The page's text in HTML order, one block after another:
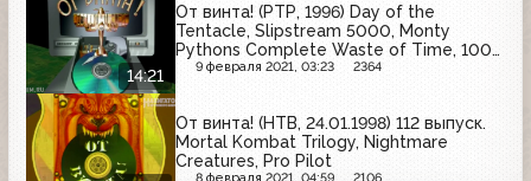
14:21
От винта! (РТР, 1996) Day of the
Tentacle, Slipstream 5000, Monty
Pythons Complete Waste of Time, 100
Years of Motoring
9 февраля 2021, 03:23 2364
От винта! (НТВ, 24.01.1998) 112 выпуск.
Mortal Kombat Trilogy, Nightmare
Creatures, Pro Pilot